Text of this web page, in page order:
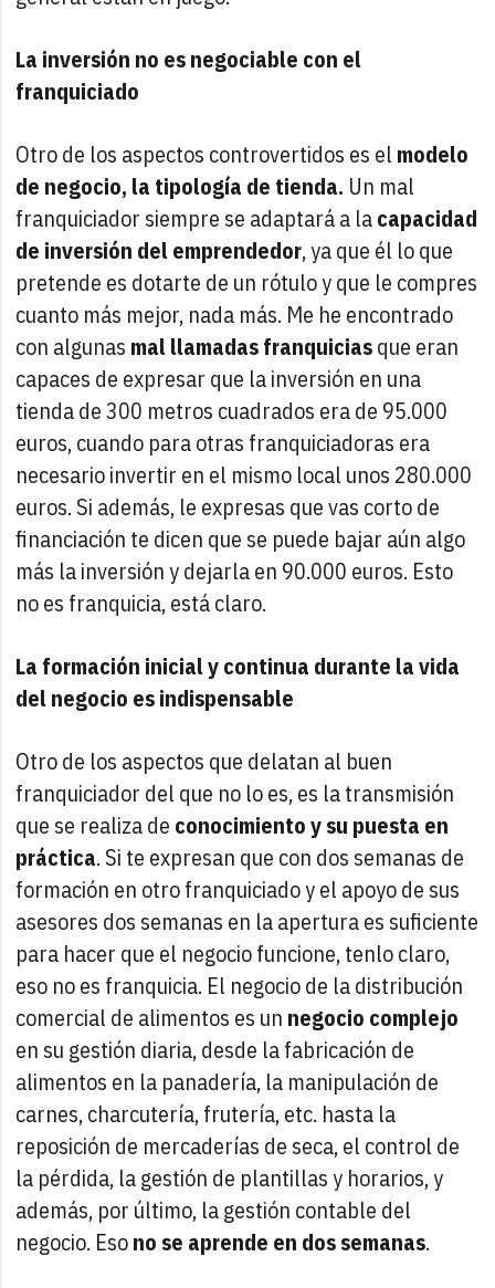
La inversión no es negociable con el
franquiciado
Otro de los aspectos controvertidos es el modelo
de negocio, la tipología de tienda. Un mal
franquiciador siempre se adaptará a lacapacidad
de inversión del emprendedor, ya que él lo que
pretende es dotarte de un rótulo y que le compres
cuanto más mejor, nada más. Me he encontrado
con algunas mal llamadas franquiciasque eran
capaces de expresar que la inversión en una
tienda de 300 metros cuadrados era de 95.000
euros, cuando para otras franquiciadoras era
necesario invertir en el mismo local unos 280.000
euros. Si además, le expresas que vas corto de
financiación te dicen que se puede bajar aún algo
más la inversión y dejarla en 90.000 euros. Esto
no es franquicia, está claro.
La formación inicial y continua durante la vida
del negocio es indispensable
Otro de los aspectos que delatan al buen
franquiciador del que no lo es, es la transmisión
que se realiza de conocimiento y su puesta en
práctica. Si te expresan que con dos semanas de
formación en otro franquiciado y el apoyo de sus
asesores dos semanas en la apertura es suficiente
para hacer que el negocio funcione, tenlo claro,
eso no es franquicia. El negocio de la distribución
comercial de alimentos es un negocio complejo
en su gestión diaria, desde la fabricación de
alimentos en la panadería, la manipulación de
carnes, charcutería, frutería, etc. hasta la
reposición de mercaderías de seca, el control de
la pérdida, la gestión de plantillas y horarios, y
además, por último, la gestión contable del
negocio. Esono se aprende en dos semanas.